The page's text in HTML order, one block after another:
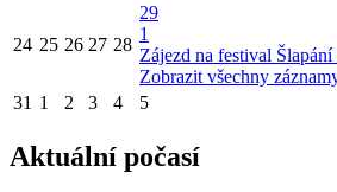
24 25 26 27 28
29
1
Zájezd na festival
Zobrazit všechny
31 1 2 3 4 5
Aktuální počasí